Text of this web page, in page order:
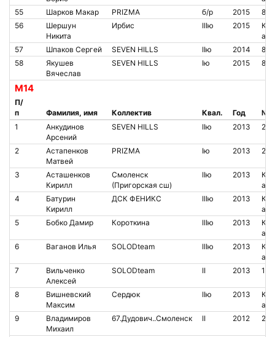
55
Шарков Макар PRIZMA б/р 2015
56
Шершун
Никита
Ирбис IIIю 2015
57
Шпаков Сергей SEVEN HILLS IIю 2014
58
Якушев
Вячеслав
SEVEN HILLS Iю 2015
М14
П/
п
Фамилия, имя Коллектив Квал. Год
№
1
Анкудинов
Арсений
SEVEN HILLS IIю 2013
2
Астапенков
Матвей
PRIZMA Iю 2013
3
Асташенков
Кирилл
Смоленск
(Пригорская сш)
IIю 2013
4
Батурин
Кирилл
ДСК ФЕНИКС IIIю 2013
5
Бобко Дамир Короткина IIIю 2013
6
Ваганов Илья SOLODteam IIIю 2013
7
Вильченко
Алексей
SOLODteam II 2013
8
Вишневский
Максим
Сердюк IIю 2013
9
Владимиров
Михаил
67.Дудович..Смоленск II 2012